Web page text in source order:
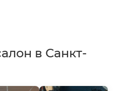
в Санкт-